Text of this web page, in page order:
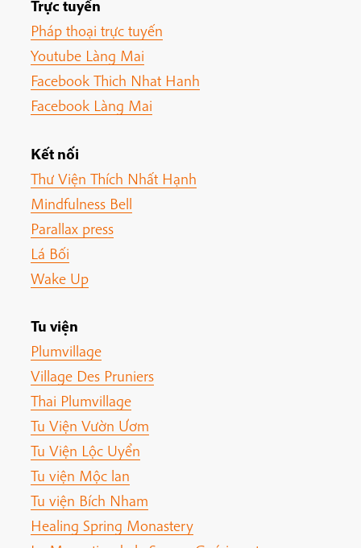
Trực tuyến
Pháp thoại trực tuyến
Youtube Làng Mai
Facebook Thich Nhat Hanh
Facebook Làng Mai
Kết nối
Thư Viện Thích Nhất Hạnh
Mindfulness Bell
Parallax press
Lá Bối
Wake Up
Tu viện
Plumvillage
Village Des Pruniers
Thai Plumvillage
Tu Viện Vườn Ươm
Tu Viện Lộc Uyển
Tu viện Mộc lan
Tu viện Bích Nham
Healing Spring Monastery